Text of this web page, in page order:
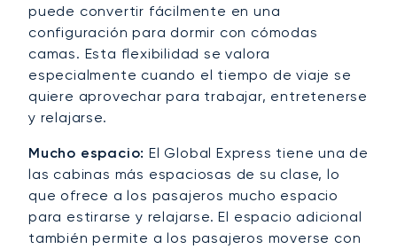
puede convertir fácilmente en una
configuración para dormir con cómodas
camas. Esta flexibilidad se valora
especialmente cuando el tiempo de viaje se
quiere aprovechar para trabajar, entretenerse
y relajarse.
Mucho espacio: El Global Express tiene una de
las cabinas más espaciosas de su clase, lo
que ofrece a los pasajeros mucho espacio
para estirarse y relajarse. El espacio adicional
también permite a los pasajeros moverse con